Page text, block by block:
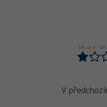
Jak se ti líbí
V